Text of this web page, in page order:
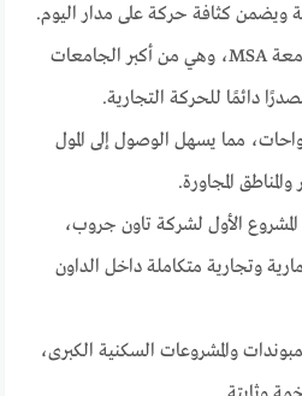
ويضمن كثافة حركة على مدار اليوم.
يبعد 3 دقائق فقط عن جامعة MSA، وهي من أكبر الجامعات
دائمًا للحركة التجارية.
الواحات، مما يسهل الوصول إلى المول
الأول لشركة تاون جروب،
وتجارية متكاملة داخل الداون
والمشروعات السكنية الكبرى،